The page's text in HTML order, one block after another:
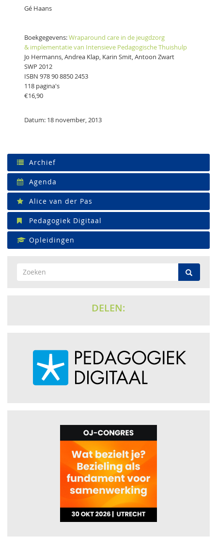
Gé Haans
Boekgegevens:Wraparound care in de jeugdzorg
& implementatie van Intensieve Pedagogische Thuishulp
Jo Hermanns, Andrea Klap, Karin Smit, Antoon Zwart
SWP 2012
ISBN 978 90 8850 2453
118 pagina's
€16,90
Datum: 18 november, 2013
Archief
Agenda
Alice van der Pas
Pedagogiek Digitaal
Opleidingen
DELEN: